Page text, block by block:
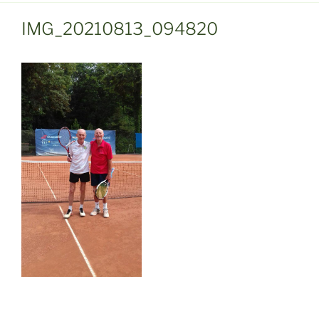
IMG_20210813_094820